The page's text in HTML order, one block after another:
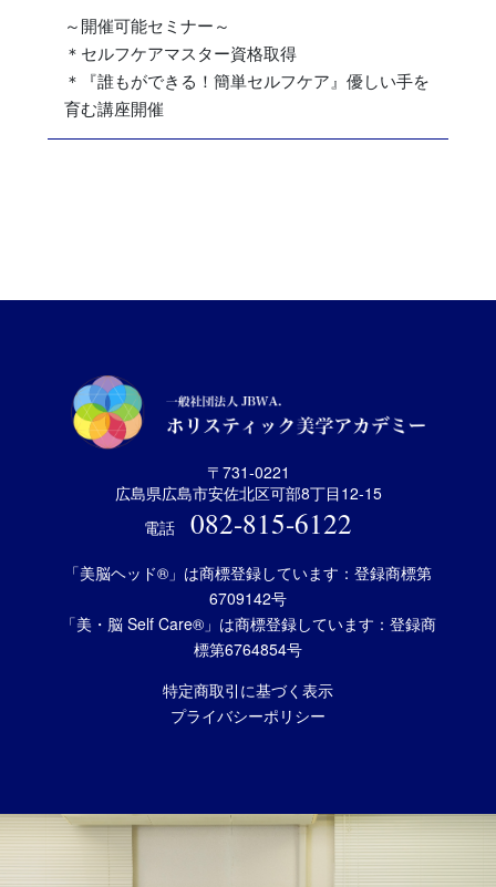
～開催可能セミナー～
＊セルフケアマスター資格取得
＊『誰もができる！簡単セルフケア』優しい手を
育む講座開催
〒731-0221
広島県広島市安佐北区可部8丁目12-15
電話 082-815-6122
「美脳ヘッド®」は商標登録しています：登録商標第
6709142号
「美・脳 Self Care®」は商標登録しています：登録商
標第6764854号
特定商取引に基づく表示
プライバシーポリシー